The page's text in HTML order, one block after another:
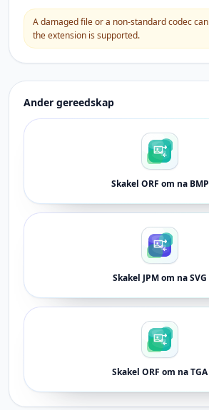
A damaged file or a non-standard codec
the extension is supported.
Ander gereedskap
Skakel ORF om na BMP
Skakel JPM om na SVG
Skakel ORF om na TGA